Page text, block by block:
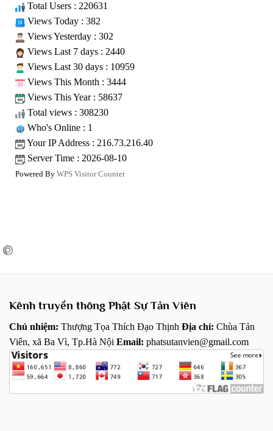
Total Users : 220631
Views Today : 382
Views Yesterday : 302
Views Last 7 days : 2440
Views Last 30 days : 10959
Views This Month : 3444
Views This Year : 58637
Total views : 308230
Who's Online : 1
Your IP Address : 216.73.216.40
Server Time : 2026-08-10
Powered By WPS Visitor Counter
Kênh truyền thông Phật Sự Tản Viên
Chủ nhiệm: Thượng Tọa Thích Đạo Thịnh Địa chỉ: Chùa Tản
Viên, xã Ba Vì, Tp.Hà Nội Email: phatsutanvien@gmail.com